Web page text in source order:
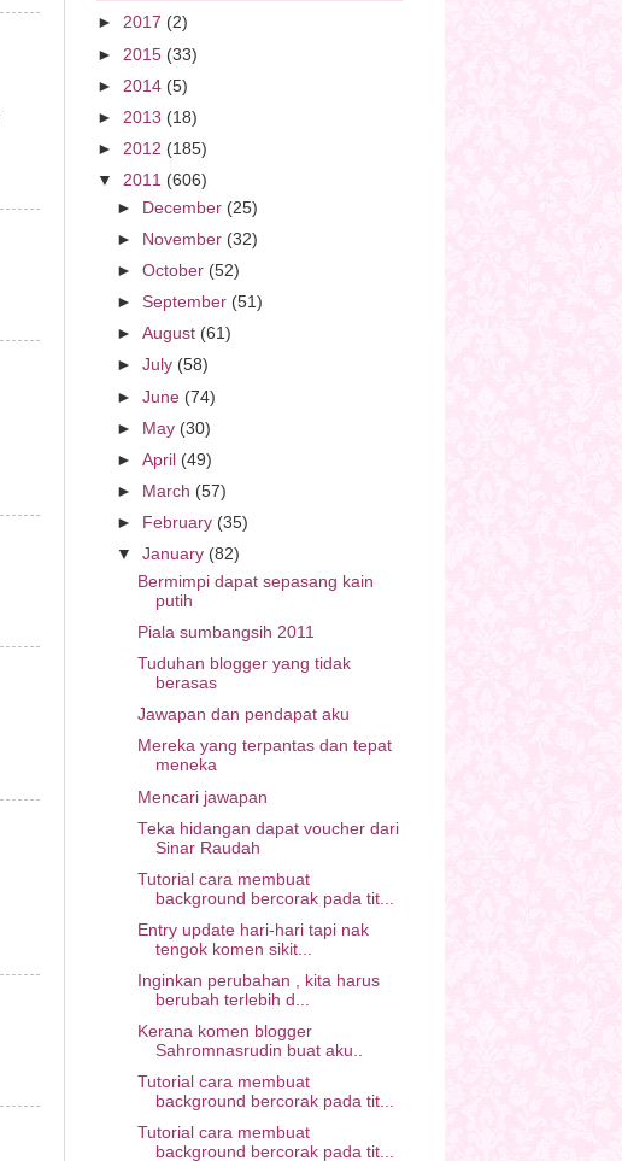
► 2017 (2)
► 2015 (33)
► 2014 (5)
► 2013 (18)
► 2012 (185)
▼ 2011 (606)
►
December (25)
►
November (32)
►October (52)
►September (51)
►August (61)
►July (58)
►June (74)
► May (30)
►April (49)
►
March (57)
►
February (35)
▼January (82)
Bermimpi dapat sepasang kain
putih
Piala sumbangsih 2011
Tuduhan blogger yang tidak
berasas
Jawapan dan pendapat aku
Mereka yang terpantas dan tepat
meneka
Mencari jawapan
Teka hidangan dapat voucher dari
Sinar Raudah
Tutorial cara membuat
background bercorak pada tit...
Entry update hari-hari tapi nak
tengok komen sikit...
Inginkan perubahan , kita harus
berubah terlebih d...
Kerana komen blogger
Sahromnasrudin buat aku..
Tutorial cara membuat
background bercorak pada tit...
Tutorial cara membuat
background bercorak pada tit...